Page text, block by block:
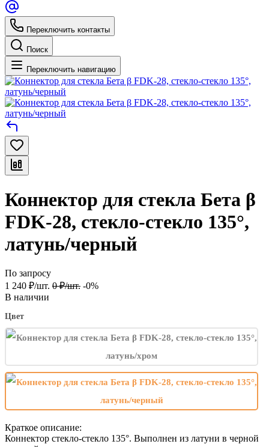
Переключить контакты
Поиск
Переключить навигацию
Коннектор для стекла Бета β
FDK-28, стекло-стекло 135°,
латунь/черный
По запросу
1 240 ₽/шт. 0 ₽/шт. -0%
В наличии
Цвет
Краткое описание:
Коннектор стекло-стекло 135°. Выполнен из латуни в черной